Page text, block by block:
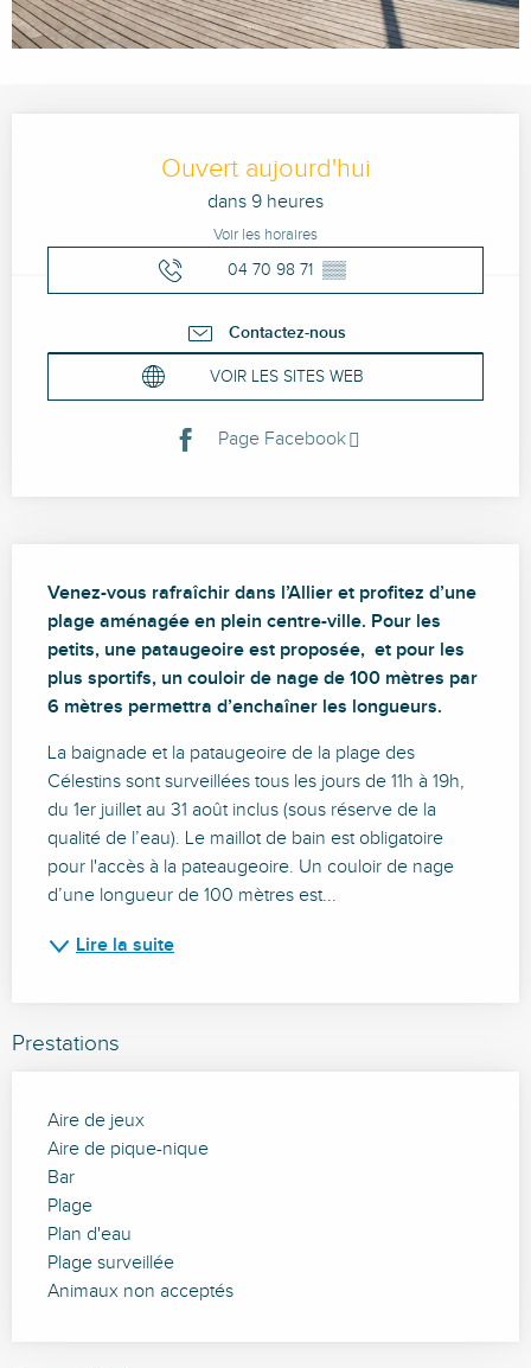
Ouvert aujourd'hui
dans 9 heures
Voir les horaires
04 70 98 71 ▒▒
Contactez-nous
VOIR LES SITES WEB
Page Facebook
Venez-vous rafraîchir dans l’Allier et profitez d’une
plage aménagée en plein centre-ville. Pour les
petits, une pataugeoire est proposée,  et pour les
plus sportifs, un couloir de nage de 100 mètres par
6 mètres permettra d’enchaîner les longueurs.
La baignade et la pataugeoire de la plage des
Célestins sont surveillées tous les jours de 11h à 19h,
du 1er juillet au 31 août inclus (sous réserve de la
qualité de l’eau). Le maillot de bain est obligatoire
pour l'accès à la pateaugeoire. Un couloir de nage
d’une longueur de 100 mètres est...
Lire la suite
Prestations
Aire de jeux
Aire de pique-nique
Bar
Plage
Plan d'eau
Plage surveillée
Animaux non acceptés